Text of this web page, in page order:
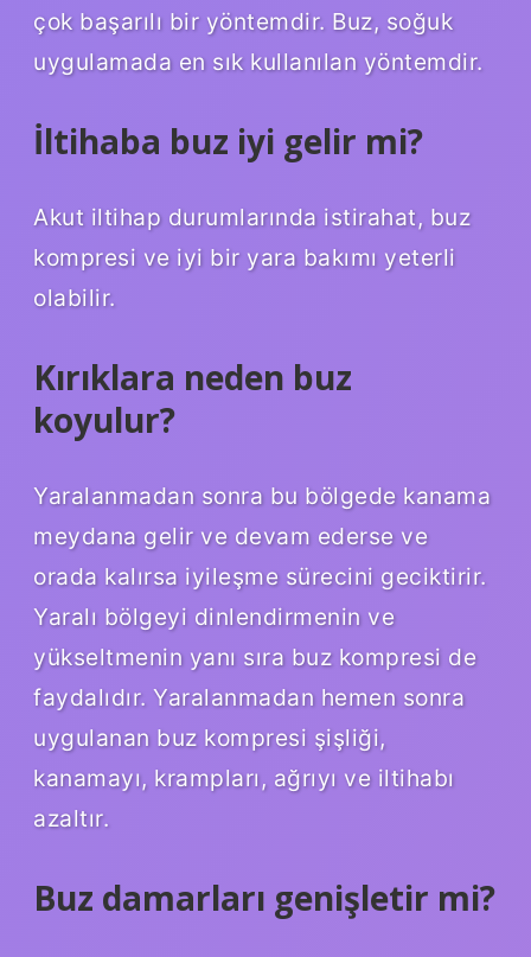
çok başarılı bir yöntemdir. Buz, soğuk
uygulamada en sık kullanılan yöntemdir.
İltihaba buz iyi gelir mi?
Akut iltihap durumlarında istirahat, buz
kompresi ve iyi bir yara bakımı yeterli
olabilir.
Kırıklara neden buz
koyulur?
Yaralanmadan sonra bu bölgede kanama
meydana gelir ve devam ederse ve
orada kalırsa iyileşme sürecini geciktirir.
Yaralı bölgeyi dinlendirmenin ve
yükseltmenin yanı sıra buz kompresi de
faydalıdır. Yaralanmadan hemen sonra
uygulanan buz kompresi şişliği,
kanamayı, krampları, ağrıyı ve iltihabı
azaltır.
Buz damarları genişletir mi?